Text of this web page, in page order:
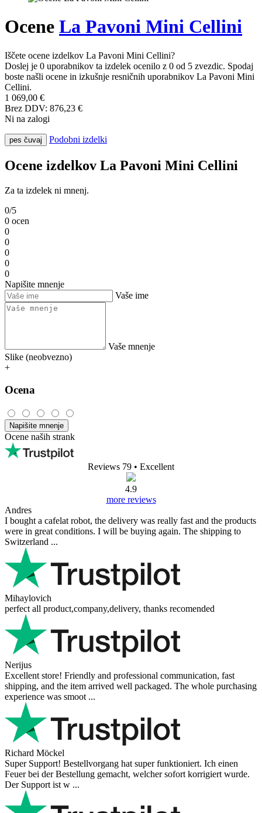
Ocene La Pavoni Mini Cellini
Iščete ocene izdelkov La Pavoni Mini Cellini?
Doslej je 0 uporabnikov ta izdelek ocenilo z 0 od 5 zvezdic. Spodaj
boste našli ocene in izkušnje resničnih uporabnikov La Pavoni Mini
Cellini.
1 069,00 €
Brez DDV: 876,23 €
Ni na zalogi
pes čuvaj Podobni izdelki
Ocene izdelkov La Pavoni Mini Cellini
Za ta izdelek ni mnenj.
0/5
0 ocen
0
0
0
0
0
Napišite mnenje
Vaše ime
Vaše mnenje
Slike (neobvezno)
+
Ocena
Napišite mnenje
Ocene naših strank
Reviews 79 • Excellent
4.9
more reviews
Andres
I bought a cafelat robot, the delivery was really fast and the products
were in great conditions. I will be buying again. The shipping to
Switzerland ...
Mihaylovich
perfect all product,company,delivery, thanks recomended
Nerijus
Excellent store! Friendly and professional communication, fast
shipping, and the item arrived well packaged. The whole purchasing
experience was smoot ...
Richard Möckel
Super Support! Bestellvorgang hat super funktioniert. Ich einen
Feuer bei der Bestellung gemacht, welcher sofort korrigiert wurde.
Der Support ist w ...